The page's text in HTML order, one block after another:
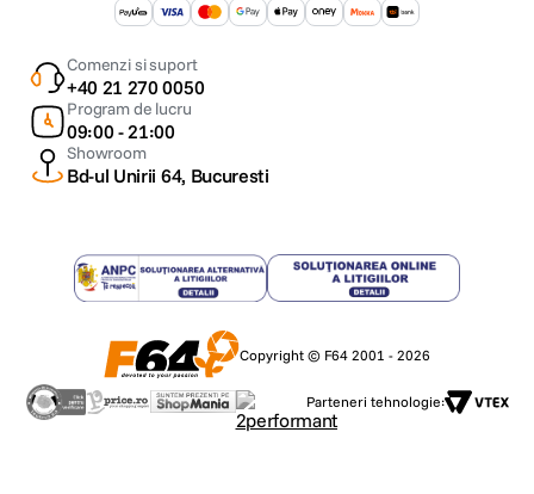
Comenzi si suport
+40 21 270 0050
Program de lucru
09:00 - 21:00
Showroom
Bd-ul Unirii 64, Bucuresti
Copyright © F64 2001 - 2026
Parteneri tehnologie: